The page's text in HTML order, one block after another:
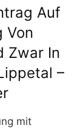
Auf
Von
Zwar In
–
mit